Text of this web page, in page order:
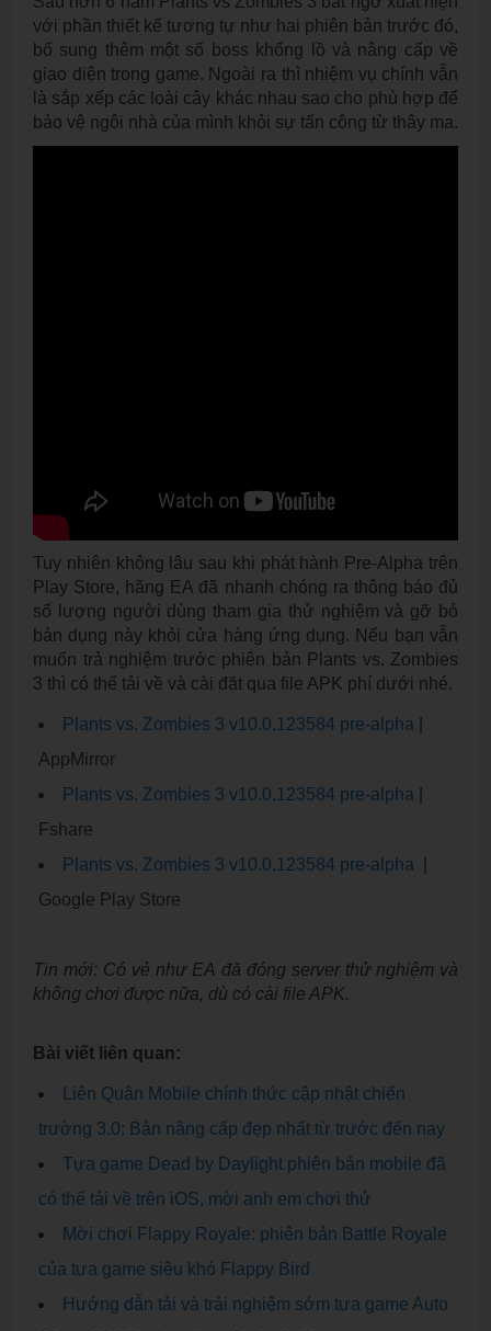
với phần thiết kế tương tự như hai phiên bản trước đó,
bổ sung thêm một số boss khổng lồ và nâng cấp về
giao diện trong game. Ngoài ra thì nhiệm vụ chính vẫn
là sắp xếp các loài cây khác nhau sao cho phù hợp để
bảo vệ ngôi nhà của mình khỏi sự tấn công từ thây ma.
Tuy nhiên không lâu sau khi phát hành Pre-Alpha trên
Play Store, hãng EA đã nhanh chóng ra thông báo đủ
số lượng người dùng tham gia thử nghiệm và gỡ bỏ
bản dụng này khỏi cửa hàng ứng dụng. Nếu bạn vẫn
muốn trả nghiệm trước phiên bản Plants vs. Zombies
3 thì có thể tải về và cài đặt qua file APK phí dưới nhé.
Plants vs. Zombies 3 v10.0.123584 pre-alpha
AppMirror
Plants vs. Zombies 3 v10.0.123584 pre-alpha
Fshare
Plants vs. Zombies 3 v10.0.123584 pre-alpha
Google Play Store
Tin mới: Có vẻ như EA đã đóng server thử nghiệm và
không chơi được nữa, dù có cài file APK.
Bài viết liên quan:
Liên Quân Mobile chính thức cập nhật chiến
trường 3.0: Bản nâng cấp đẹp nhất từ trước đến nay
Tựa game Dead by Daylight phiên bản mobile đã
có thể tải về trên iOS, mời anh em chơi thử
Mời chơi Flappy Royale: phiên bản Battle Royale
của tựa game siêu khó Flappy Bird
Hướng dẫn tải và trải nghiệm sớm tựa game Auto